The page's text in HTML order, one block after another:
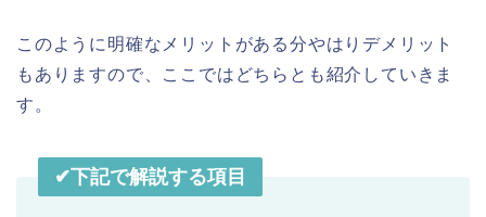
このように明確なメリットがある分やはりデメリット
もありますので、ここではどちらとも紹介していきま
す。
✔︎下記で解説する項目